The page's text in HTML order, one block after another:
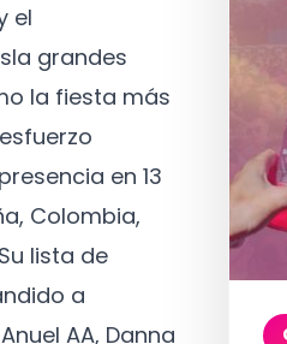
el
grandes
la fiesta más
en 13
Colombia,
lista de
a
AA, Danna